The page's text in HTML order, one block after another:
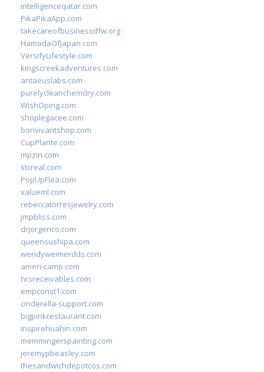
intelligenceqatar.com
PikaPikaApp.com
takecareofbusinessdfw.org
HamadaOfJapan.com
VersifyLifestyle.com
kingscreekadventures.com
antaeuslabs.com
purelycleanchemdry.com
WishOping.com
shoplegacee.com
bonvivantshop.com
CupPlante.com
mpzin.com
stcreal.com
PopUpFlea.com
valueml.com
rebeccatorresjewelry.com
jmpbliss.com
drjorgerico.com
queensushipa.com
wendyweimerdds.com
ameri-camp.com
hrsreceivables.com
empconst1.com
cinderella-support.com
bigpinkrestaurant.com
inspirehuahin.com
memmingerspainting.com
jeremypbeasley.com
thesandwichdepotcos.com